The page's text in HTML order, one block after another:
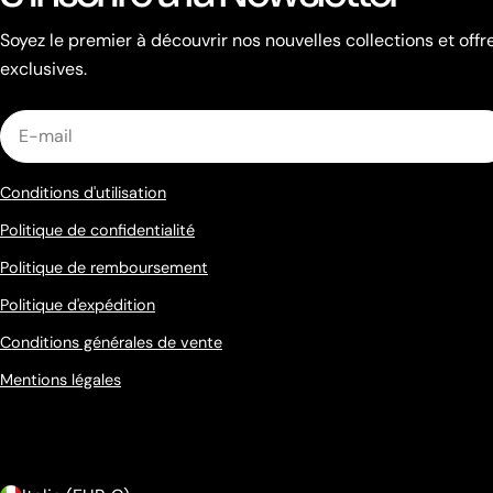
Soyez le premier à découvrir nos nouvelles collections et
exclusives.
E-
mail
Conditions d'utilisation
Politique de confidentialité
Politique de remboursement
Politique d'expédition
Conditions générales de vente
Mentions légales